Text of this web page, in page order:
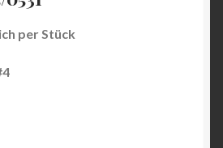
per Stück